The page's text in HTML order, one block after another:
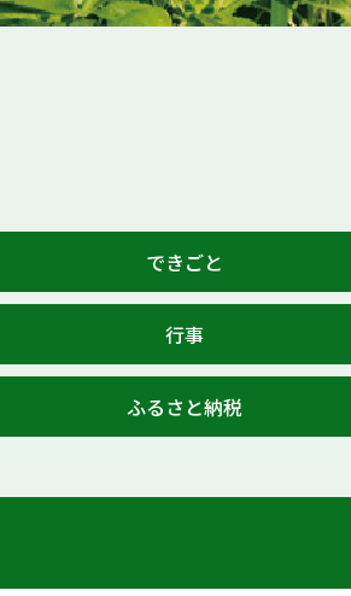
できごと
行事
ふるさと納税